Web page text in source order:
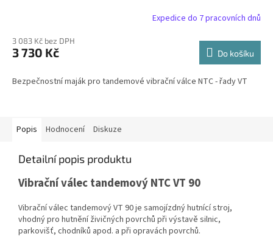
Expedice do 7 pracovních dnů
3 083 Kč bez DPH
3 730 Kč Do košíku
Bezpečnostní maják pro tandemové vibrační válce NTC - řady VT
Popis Hodnocení Diskuze
Detailní popis produktu
Vibrační válec tandemový NTC VT 90
Vibrační válec tandemový VT 90 je samojízdný hutnící stroj,
vhodný pro hutnění živičných povrchů při výstavě silnic,
parkovišť, chodníků apod. a při opravách povrchů.